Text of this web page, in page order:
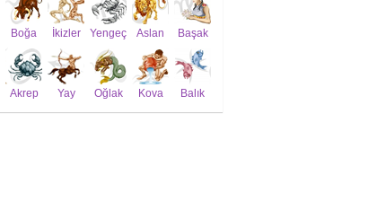
Boğa İkizler Yengeç Aslan Başak
Akrep Yay Oğlak Kova Balık